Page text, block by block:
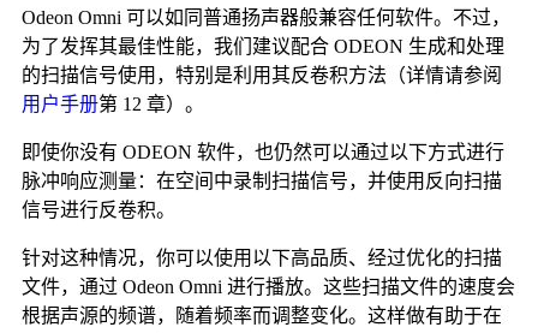
Odeon Omni 可以如同普通扬声器般兼容任何软件。不过，
为了发挥其最佳性能，我们建议配合 ODEON 生成和处理
的扫描信号使用，特别是利用其反卷积方法（详情请参阅
用户手册第 12 章）。
即使你没有 ODEON 软件，也仍然可以通过以下方式进行
脉冲响应测量：在空间中录制扫描信号，并使用反向扫描
信号进行反卷积。
针对这种情况，你可以使用以下高品质、经过优化的扫描
文件，通过 Odeon Omni 进行播放。这些扫描文件的速度会
根据声源的频谱，随着频率而调整变化。这样做有助于在